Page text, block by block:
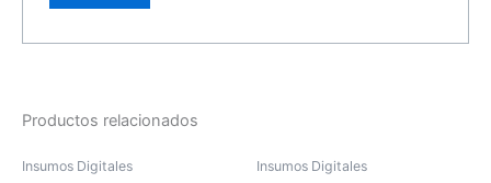
Productos relacionados
Insumos Digitales Insumos Digitales